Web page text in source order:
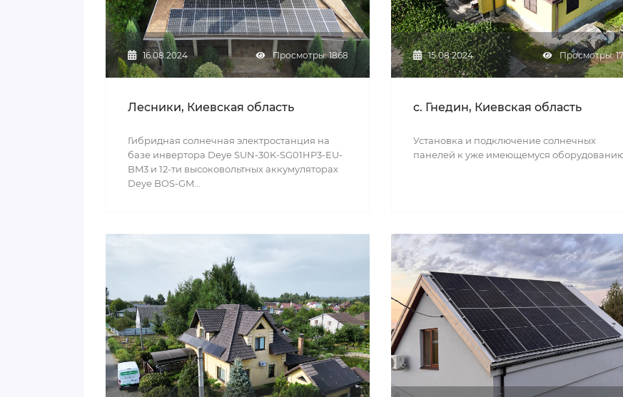
16.08.2024 Просмотры: 1868
Лесники, Киевская область
Гибридная солнечная электростанция на
базе инвертора Deye SUN-30K-SG01HP3-EU-
BM3 и 12-ти высоковольтных аккумуляторах
Deye BOS-GM...
15.08.2024 Просмотры:
c. Гнедин, Киевская область
Установка и подключение солнечных
панелей к уже имеющемуся